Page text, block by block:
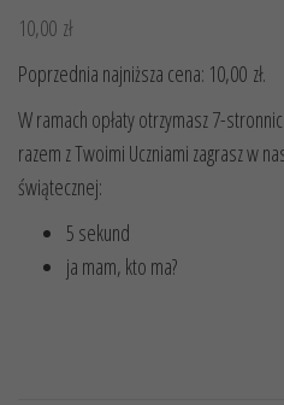
10,00 zł
Poprzednia najniższa cena: 10,00 zł.
W ramach opłaty otrzymasz 7-
razem z Twoimi Uczniami zagrasz w
świątecznej:
5 sekund
ja mam, kto ma?